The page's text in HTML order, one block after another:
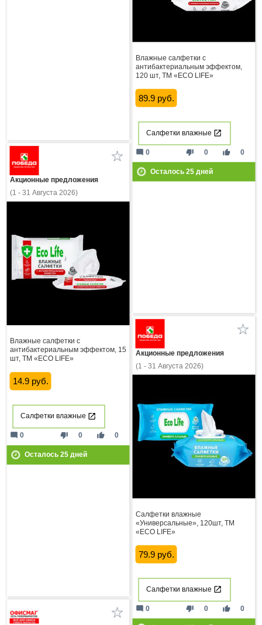
Влажные салфетки с
антибактериальным эффектом,
120 шт, ТМ «ECO LIFE»
89.9 руб.
Салфетки влажные
thumb_down 0 thumb_up 0
mode_comment 0
Осталось 25дней
Акционные предложения
(1 - 31 Августа 2026)
Влажные салфетки с
антибактериальным эффектом, 15
шт, ТМ «ECO LIFE»
14.9 руб.
Салфетки влажные
thumb_down 0 thumb_up 0
mode_comment 0
Осталось 25дней
Акционные предложения
(1 - 31 Августа 2026)
Салфетки влажные
«Универсальные», 120шт, ТМ
«ECO LIFE»
79.9 руб.
Салфетки влажные
thumb_down 0 thumb_up 0
mode_comment 0